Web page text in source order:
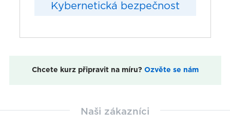
Kybernetická bezpečnost
Chcete kurz připravit na míru? Ozvěte se nám
Naši zákazníci